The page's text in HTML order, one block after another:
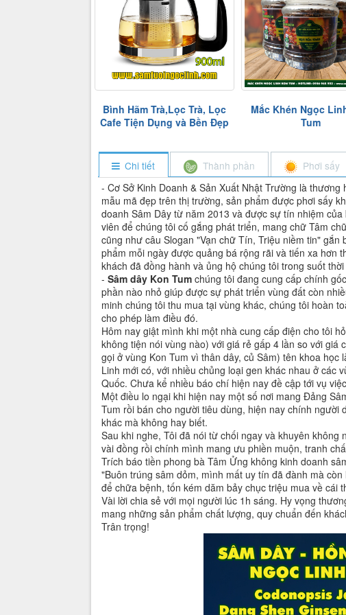
Mắc Khén Ngọc Linh Kon
Tum
Dụng cụ đong rượu
hút rượu
Chi tiết Thành phần Phơi sấy
- Cơ Sở Kinh Doanh & Sản Xuất Nhật Trường là
mẫu mã đẹp trên thị trường, sản phẩm được phơi sấy
doanh Sâm Dây từ năm 2013 và được sự tín nhiệm
viên để chúng tôi cố gắng phát triển, mang chữ Tâm
cũng như câu Slogan "Vạn chữ Tín, Triệu niềm tin"
phẩm mỗi ngày được quảng bá rộng rãi và tiến xa hơn
khách đã đồng hành và ủng hộ chúng tôi trong suốt
- Sâm dây Kon Tum chúng tôi đang cung cấp chính
phần nào nhỏ giúp được sự phát triển vùng đất còn
minh chúng tôi thu mua tại vùng khác, chúng tôi hoàn
cho phép làm điều đó.
Hôm nay giật mình khi một nhà cung cấp điện cho tôi
không tiện nói vùng nào) với giá rẻ gấp 4 lần so với giá
gọi ở vùng Kon Tum vì thân dây, củ Sâm) tên khoa
Linh mới có, với nhiều chủng loại gen khác nhau ở các
Quốc. Chưa kể nhiều báo chí hiện nay đề cập tới vụ
Một điều lo ngại khi hiện nay một số nơi mang Đảng
Tum rồi bán cho người tiêu dùng, hiện nay chính người
khác mà không hay biết.
Sau khi nghe, Tôi đã nói từ chối ngay và khuyên
vài đồng rồi chính mình mang ưu phiền muộn, tranh
Trích báo tiền phong bà Tâm Ửng không kinh doanh
"Buôn trúng sâm dỏm, mình mất uy tín đã đành mà
để chữa bệnh, tốn kém dăm bảy chục triệu mua về cái
Vài lời chia sẻ với mọi người lúc 1h sáng. Hy vọng
mang những sản phẩm chất lượng, quy chuẩn đến
Trân trọng!